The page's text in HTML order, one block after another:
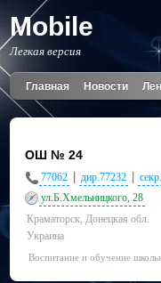
Mobile
Легкая версия
Главная Новости
ОШ № 24
77062 дир.77232
ул.Б.Хмельницкого, 28
Краматорск, Донецкая обл.
Украина
Воспитание и обучение